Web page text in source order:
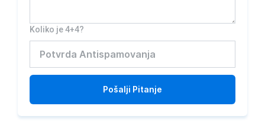
Koliko je 4+4?
Pošalji Pitanje